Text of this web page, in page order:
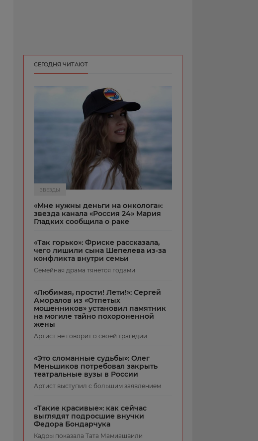
СЕГОДНЯ ЧИТАЮТ
ЗВЕЗДЫ
«Мне нужны деньги на онколога»:
звезда канала «Россия 24» Мария
Гладких сообщила о раке
«Так горько»: Фриске рассказала,
чего лишили сына Шепелева из-за
конфликта внутри семьи
Семейная драма тянется годами
«Любимая, прости! Лети!»: Сергей
Аморалов из «Отпетых
мошенников» установил памятник
на могиле тайно похороненной
жены
Артист не говорит о своей трагедии
«Это сломанные судьбы»: Олег
Меньшиков потребовал закрыть
театральные вузы в России
Артист выступил с большим заявлением
«Такие красивые»: как сейчас
выглядят подросшие внучки
Федора Бондарчука
Кадры показала Тата Мамиашвили